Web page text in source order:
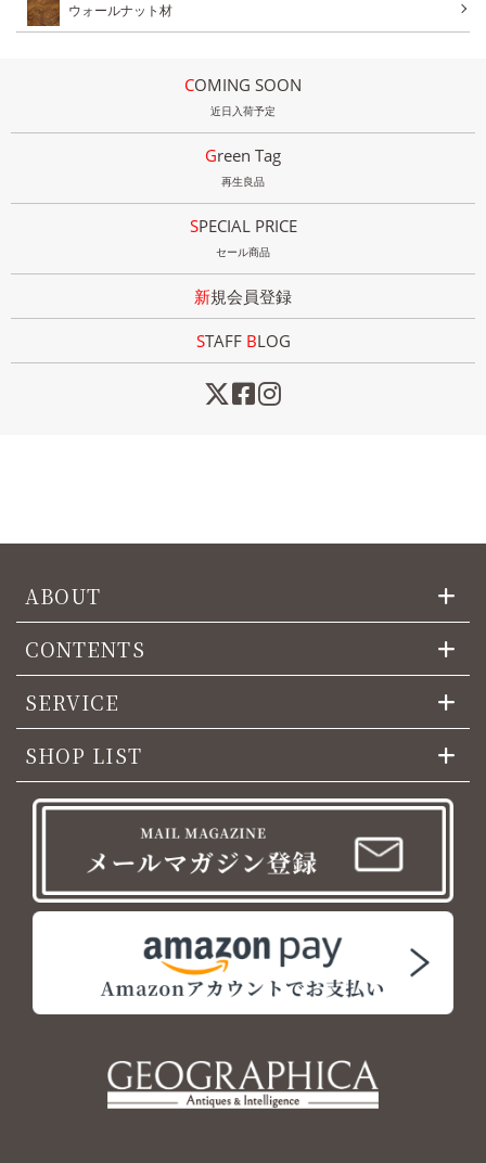
ウォールナット材
COMING SOON
近日入荷予定
Green Tag
再生良品
SPECIAL PRICE
セール商品
新規会員登録
STAFF BLOG
ABOUT
CONTENTS
SERVICE
SHOP LIST